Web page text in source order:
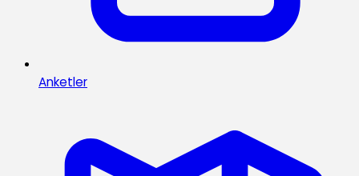
Anketler